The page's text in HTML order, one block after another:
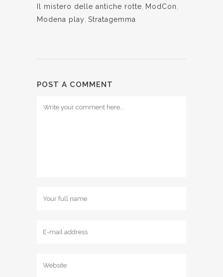
Il mistero delle antiche rotte ModCon
Modena play Stratagemma
POST A COMMENT